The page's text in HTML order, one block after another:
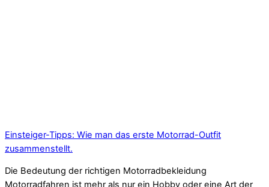
Einsteiger-Tipps: Wie man das erste Motorrad-Outfit
zusammenstellt.
Die Bedeutung der richtigen Motorradbekleidung